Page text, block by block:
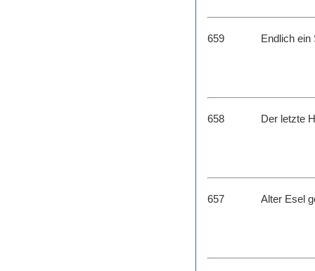
659 Endlich ein
658 Der letzte
657 Alter Esel